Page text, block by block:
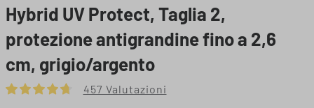
Hybrid UV Protect, Taglia 2,
protezione antigrandine fino a 2,6
cm, grigio/argento
457 Valutazioni